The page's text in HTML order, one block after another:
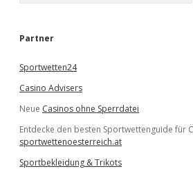
e
Partner
Sportwetten24
Casino Advisers
Neue Casinos ohne Sperrdatei
Entdecke den besten Sportwettenguide für
sportwettenoesterreich.at
Sportbekleidung & Trikots